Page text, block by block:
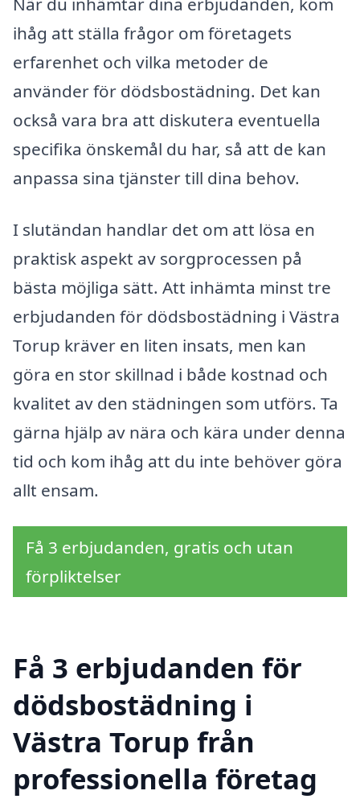
ihåg att ställa frågor om företagets
erfarenhet och vilka metoder de
använder för dödsbostädning. Det kan
också vara bra att diskutera eventuella
specifika önskemål du har, så att de kan
anpassa sina tjänster till dina behov.
I slutändan handlar det om att lösa en
praktisk aspekt av sorgprocessen på
bästa möjliga sätt. Att inhämta minst tre
erbjudanden för dödsbostädning i Västra
Torup kräver en liten insats, men kan
göra en stor skillnad i både kostnad och
kvalitet av den städningen som utförs. Ta
gärna hjälp av nära och kära under denna
tid och kom ihåg att du inte behöver göra
allt ensam.
Få 3 erbjudanden, gratis och utan
förpliktelser
Få 3 erbjudanden för
dödsbostädning i
Västra Torup från
professionella företag